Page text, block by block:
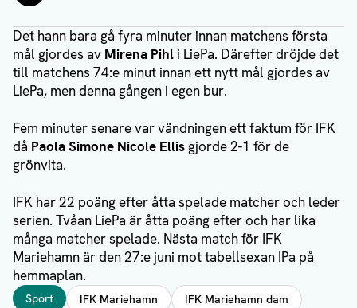
Det hann bara gå fyra minuter innan matchens första
mål gjordes av Mirena Pihl i LiePa. Därefter dröjde det
till matchens 74:e minut innan ett nytt mål gjordes av
LiePa, men denna gången i egen bur.
Fem minuter senare var vändningen ett faktum för IFK
då Paola Simone Nicole Ellis gjorde 2-1 för de
grönvita.
IFK har 22 poäng efter åtta spelade matcher och leder
serien. Tvåan LiePa är åtta poäng efter och har lika
många matcher spelade. Nästa match för IFK
Mariehamn är den 27:e juni mot tabellsexan IPa på
hemmaplan.
Taggar
Sport IFK Mariehamn
IFK Mariehamn dam